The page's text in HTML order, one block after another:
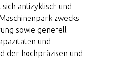
antizyklisch und
zwecks
sowie generell
und -
der hochpräzisen und